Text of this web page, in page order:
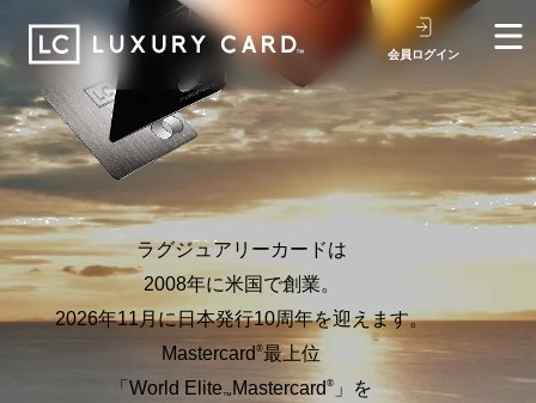
会員ログイン
ラグジュアリーカードは
2008年に米国で創業。
2026年11月に日本発行10周年を迎えます。
Mastercard®最上位
「World Elite™ Mastercard®
」を